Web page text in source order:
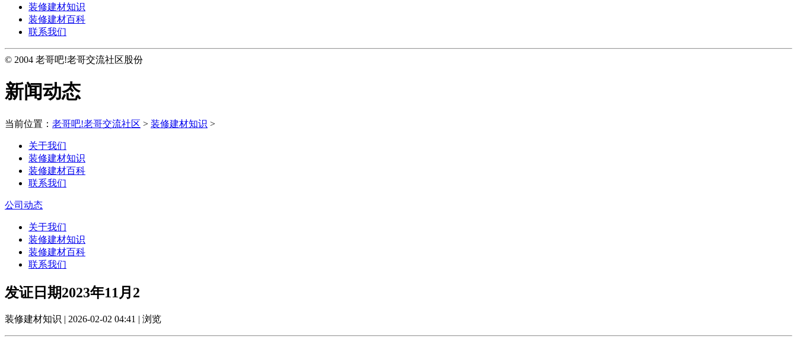
装修建材知识
装修建材百科
联系我们
© 2004 老哥吧!老哥交流社区股份
新闻动态
当前位置： 老哥吧!老哥交流社区 > 装修建材知识 >
关于我们
装修建材知识
装修建材百科
联系我们
公司动态
关于我们
装修建材知识
装修建材百科
联系我们
发证日期2023年11月2
装修建材知识 | 2026-02-02 04:41 | 浏览